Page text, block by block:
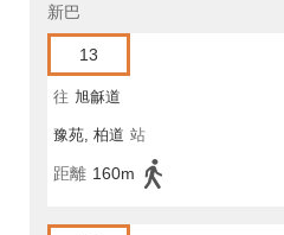
新巴
13
往 旭龢道
豫苑, 柏道 站
距離 160m